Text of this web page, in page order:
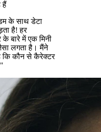
हैं
के साथ डेटा
है! हर
के बारे में एक मिनी
लगता है। मैंने
कि कौन से कैरेक्टर